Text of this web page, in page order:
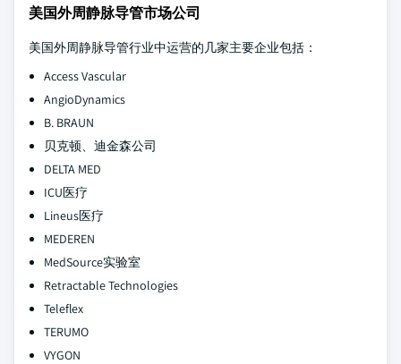
美国外周静脉导管市场公司
美国外周静脉导管行业中运营的几家主要企业包括：
Access Vascular
AngioDynamics
B. BRAUN
贝克顿、迪金森公司
DELTA MED
ICU医疗
Lineus医疗
MEDEREN
MedSource实验室
Retractable Technologies
Teleflex
TERUMO
VYGON